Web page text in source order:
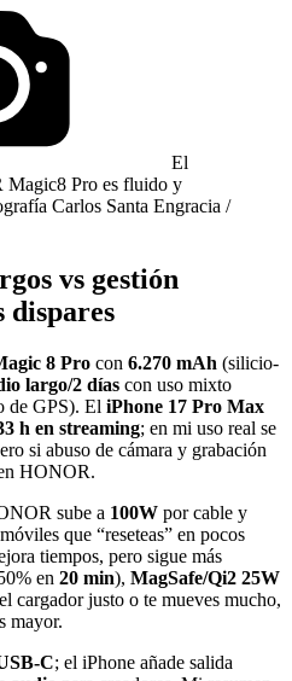
El
Pro es fluido y
Carlos Santa Engracia /
vs gestión
8 Pro con 6.270 mAh (silicio-
largo/2 días con uso mixto
de GPS). El iPhone 17 Pro Max
h en streaming; en mi uso real se
si abuso de cámara y grabación
HONOR.
sube a 100W por cable y
que “reseteas” en pocos
tiempos, pero sigue más
en 20 min), MagSafe/Qi2 25W
cargador justo o te mueves mucho,
mayor.
C; el iPhone añade salida